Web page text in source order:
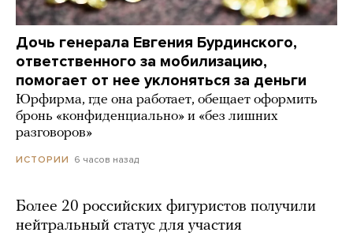
Дочь генерала Евгения Бурдинского,
ответственного за мобилизацию,
помогает от нее уклоняться за деньги
Юрфирма, где она работает, обещает оформить
бронь «конфиденциально» и «без лишних
разговоров»
ИСТОРИИ 6 часов назад
Более 20 российских фигуристов получили
нейтральный статус для участия